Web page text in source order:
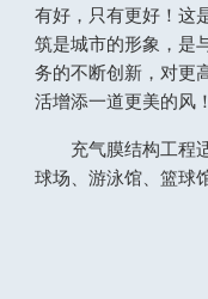
有好，只有更好！这
筑是城市的形象，是
务的不断创新，对更
活增添一道更美的风！
充气膜结构工程适
球场、游泳馆、篮球